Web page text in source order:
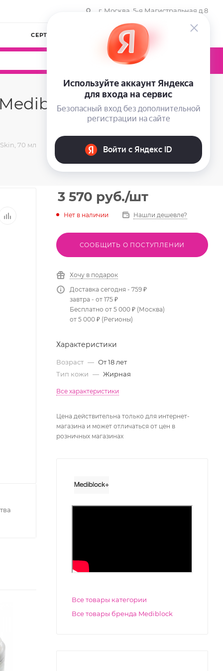
г. Москва, 5-я Магистральная д.8
СЕРТИФИКАТЫ КОМПАНИЯ
0
Anti-Oxi
70 мл
3 570 руб./шт
Нет в наличии Нашли дешевле?
СООБЩИТЬ О ПОСТУПЛЕНИИ
Хочу в подарок
Доставка сегодня - 759 ₽
завтра - от 175 ₽
Бесплатно от 5 000 ₽ (Москва)
от 5 000 ₽ (Регионы)
Характеристики
Возраст — От 18 лет
Тип кожи — Жирная
Все характеристики
Цена действительна только для интернет-
магазина и может отличаться от цен в
розничных магазинах
Все товары категории
Все товары бренда Mediblock